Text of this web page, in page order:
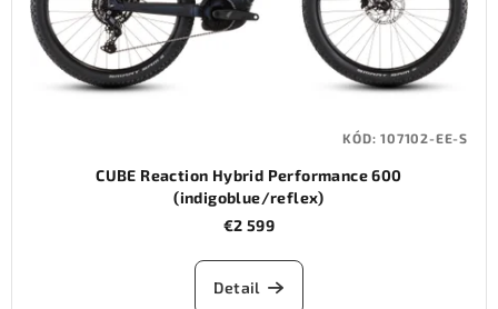
CUBE Reaction Hybrid Performance 600
(indigoblue/reflex)
€2 599
Detail
KÓD:107102-EE-S